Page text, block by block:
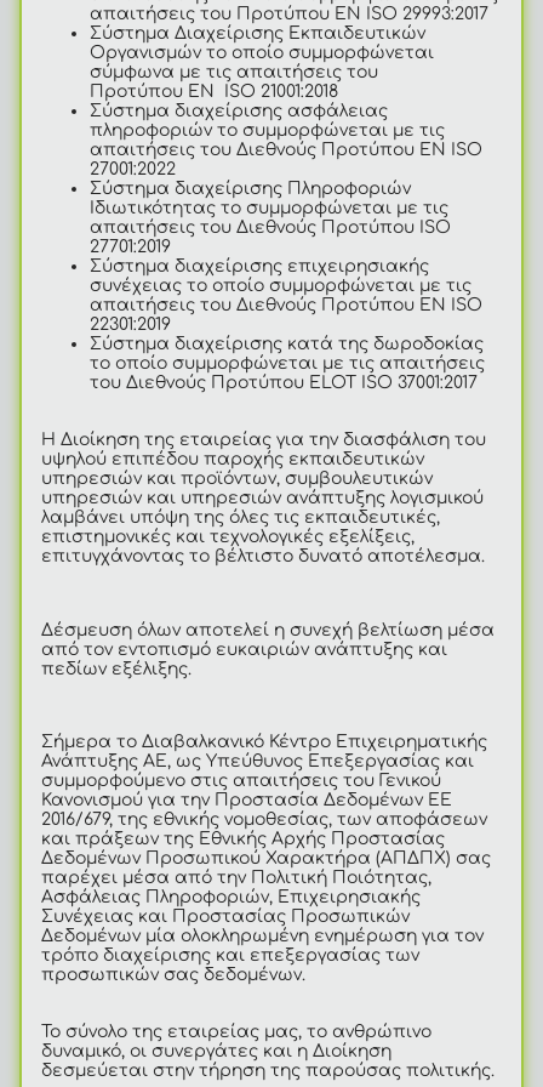
απαιτήσεις του Προτύπου EN ISO 29993:2017
Σύστημα Διαχείρισης Εκπαιδευτικών
Οργανισμών το οποίο συμμορφώνεται
σύμφωνα με τις απαιτήσεις του
Προτύπου EN ISO 21001:2018
Σύστημα διαχείρισης ασφάλειας
πληροφοριών το συμμορφώνεται με τις
απαιτήσεις του Διεθνούς Προτύπου EN ISO
27001:2022
Σύστημα διαχείρισης Πληροφοριών
Ιδιωτικότητας το συμμορφώνεται με τις
απαιτήσεις του Διεθνούς Προτύπου ISO
27701:2019
Σύστημα διαχείρισης επιχειρησιακής
συνέχειας το οποίο συμμορφώνεται με τις
απαιτήσεις του Διεθνούς Προτύπου ΕΝ ISO
22301:2019
Σύστημα διαχείρισης κατά της δωροδοκίας
το οποίο συμμορφώνεται με τις απαιτήσεις
του Διεθνούς Προτύπου ELOT ISO 37001:2017
Η Διοίκηση της εταιρείας για την διασφάλιση του
υψηλού επιπέδου παροχής εκπαιδευτικών
υπηρεσιών και προϊόντων, συμβουλευτικών
υπηρεσιών και υπηρεσιών ανάπτυξης λογισμικού
λαμβάνει υπόψη της όλες τις εκπαιδευτικές,
επιστημονικές και τεχνολογικές εξελίξεις,
επιτυγχάνοντας το βέλτιστο δυνατό αποτέλεσμα.
Δέσμευση όλων αποτελεί η συνεχή βελτίωση μέσα
από τον εντοπισμό ευκαιριών ανάπτυξης και
πεδίων εξέλιξης.
Σήμερα το Διαβαλκανικό Κέντρο Επιχειρηματικής
Ανάπτυξης ΑΕ, ως Υπεύθυνος Επεξεργασίας και
συμμορφούμενο στις απαιτήσεις του Γενικού
Κανονισμού για την Προστασία Δεδομένων ΕΕ
2016/679, της εθνικής νομοθεσίας, των αποφάσεων
και πράξεων της Εθνικής Αρχής Προστασίας
Δεδομένων Προσωπικού Χαρακτήρα (ΑΠΔΠΧ) σας
παρέχει μέσα από την Πολιτική Ποιότητας,
Ασφάλειας Πληροφοριών, Επιχειρησιακής
Συνέχειας και Προστασίας Προσωπικών
Δεδομένων μία ολοκληρωμένη ενημέρωση για τον
τρόπο διαχείρισης και επεξεργασίας των
προσωπικών σας δεδομένων.
Το σύνολο της εταιρείας μας, το ανθρώπινο
δυναμικό, οι συνεργάτες και η Διοίκηση
δεσμεύεται στην τήρηση της παρούσας πολιτικής.